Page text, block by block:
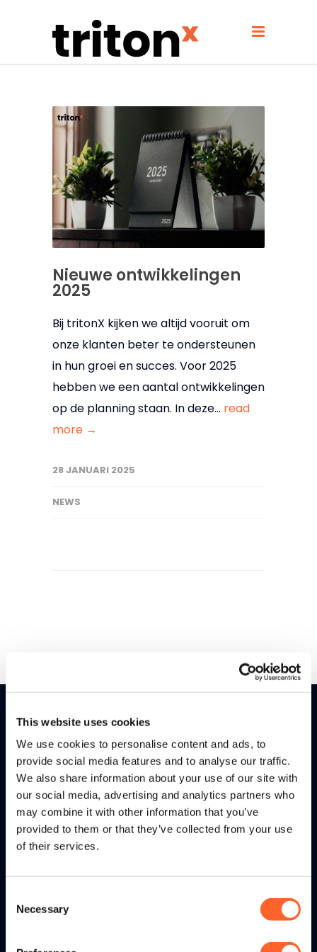
This website uses cookies
We use cookies to personalise content and ads, to
provide social media features and to analyse our traffic.
We also share information about your use of our site with
our social media, advertising and analytics partners who
may combine it with other information that you’ve
provided to them or that they’ve collected from your use
of their services.
Selection
Necessary
Nieuwe ontwikkelingen
2025
Bij tritonX kijken we altijd vooruit om
onze klanten beter te ondersteunen
in hun groei en succes. Voor 2025
hebben we een aantal ontwikkelingen
op de planning staan. In deze... read
more →
28 JANUARI 2025
NEWS
tritonX wordt toegepast door
professionele retailbedrijven met een
omnichannel strategie. Door de
te verzamelen ontstaat een 360